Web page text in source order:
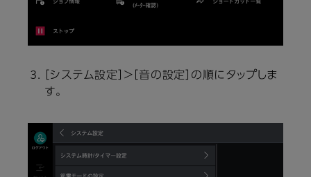
［システム設定］＞［音の設定］の順にタップしま
す。